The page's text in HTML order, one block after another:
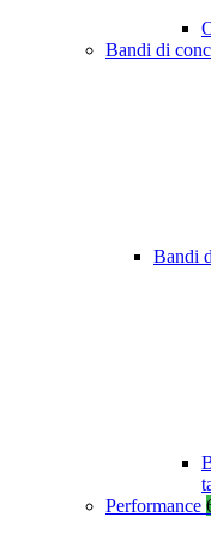
Bandi di
Bandi
Performance